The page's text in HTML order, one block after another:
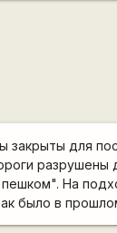
закрыты для
разрушены
На
было в